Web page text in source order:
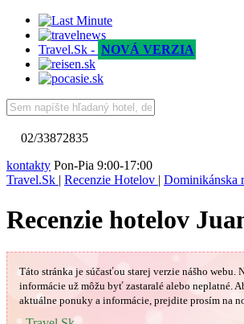
Travel.Sk - NOVÁ VERZIA
02/33872835
kontakty Pon-Pia 9:00-17:00
Travel.Sk | Recenzie Hotelov | Dominikánska
Recenzie hotelov
Táto stránka je súčasťou starej verzie nášho webu.
informácie už môžu byť zastaralé alebo neplatné.
aktuálne ponuky a informácie, prejdite prosím na